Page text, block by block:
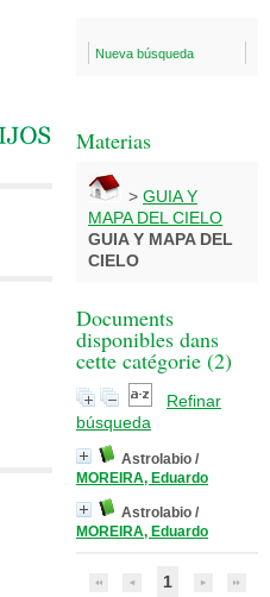
Nueva búsqueda
Materias
> GUIA Y
MAPA DEL CIELO
GUIA Y MAPA DEL
CIELO
Documents
disponibles dans
cette catégorie (2)
Refinar
búsqueda
Astrolabio /
MOREIRA, Eduardo
Astrolabio /
MOREIRA, Eduardo
1